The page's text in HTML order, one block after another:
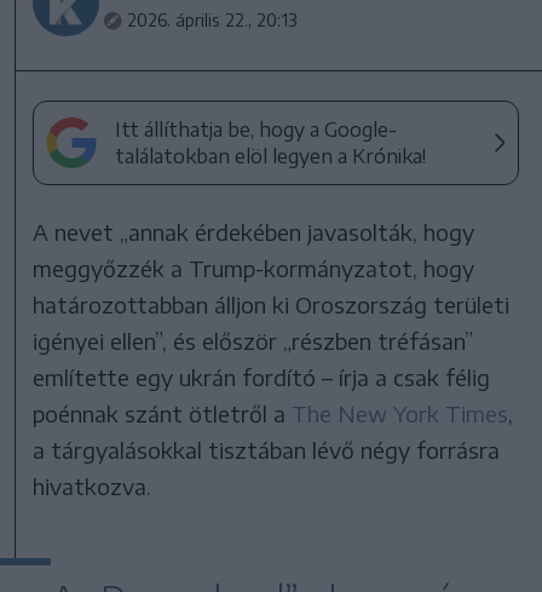
2026. április 22., 20:13
Itt állíthatja be, hogy a Google-
találatokban elöl legyen a Krónika!
A nevet „annak érdekében javasolták, hogy
meggyőzzék a Trump-kormányzatot, hogy
határozottabban álljon ki Oroszország területi
igényei ellen”, és először „részben tréfásan”
említette egy ukrán fordító – írja a csak félig
poénnak szánt ötletről a The New York Times
a tárgyalásokkal tisztában lévő négy forrásra
hivatkozva.